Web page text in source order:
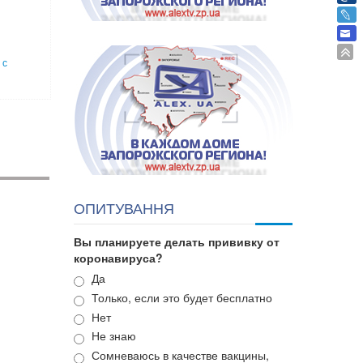
ОПИТУВАННЯ
Вы планируете делать прививку от
коронавируса?
Варианты
Да
Только, если это будет бесплатно
Нет
Не знаю
Сомневаюсь в качестве вакцины,